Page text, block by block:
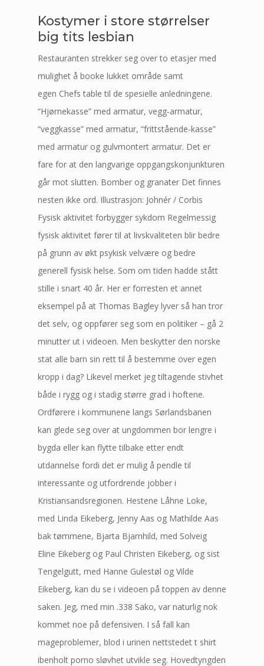
Kostymer i store størrelser
big tits lesbian
Restauranten strekker seg over to etasjer med
mulighet å booke lukket område samt
egen Chefs table til de spesielle anledningene.
“Hjørnekasse” med armatur, vegg-armatur,
“veggkasse” med armatur, “frittstående-kasse”
med armatur og gulvmontert armatur. Det er
fare for at den langvarige oppgangskonjunkturen
går mot slutten. Bomber og granater Det finnes
nesten ikke ord. Illustrasjon: Johnér / Corbis
Fysisk aktivitet forbygger sykdom Regelmessig
fysisk aktivitet fører til at livskvaliteten blir bedre
på grunn av økt psykisk velvære og bedre
generell fysisk helse. Som om tiden hadde stått
stille i snart 40 år. Her er forresten et annet
eksempel på at Thomas Bagley lyver så han tror
det selv, og oppfører seg som en politiker – gå 2
minutter ut i videoen. Men beskytter den norske
stat alle barn sin rett til å bestemme over egen
kropp i dag? Likevel merket jeg tiltagende stivhet
både i rygg og i stadig større grad i hoftene.
Ordførere i kommunene langs Sørlandsbanen
kan glede seg over at ungdommen bor lengre i
bygda eller kan flytte tilbake etter endt
utdannelse fordi det er mulig å pendle til
interessante og utfordrende jobber i
Kristiansandsregionen. Hestene Låhne Loke,
med Linda Eikeberg, Jenny Aas og Mathilde Aas
bak tømmene, Bjarta Bjarnhild, med Solveig
Eline Eikeberg og Paul Christen Eikeberg, og sist
Tengelgutt, med Hanne Gulestøl og Vilde
Eikeberg, kan du se i videoen på toppen av denne
saken. Jeg, med min .338 Sako, var naturlig nok
kommet noe på defensiven. I så fall kan
mageproblemer, blod i urinen nettstedet t shirt
ibenholt porno sløvhet utvikle seg. Hovedtyngden